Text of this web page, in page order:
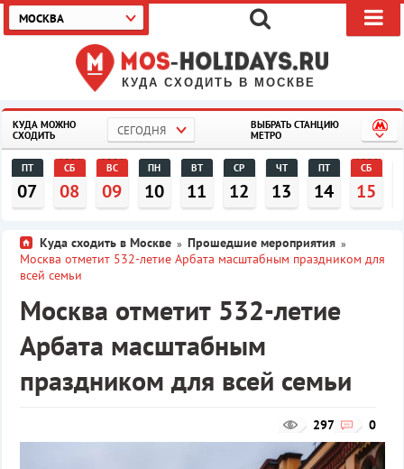
КУДА СХОДИТЬ В МОСКВЕ
МОСКВА
КУДА МОЖНО
СХОДИТЬ
СЕГОДНЯ
ВЫБРАТЬ СТАНЦИЮ
МЕТРО
ПТ
07
СБ
08
ВС
09
ПН
10
ВТ
11
СР
12
ЧТ
13
ПТ
14
СБ
15
Куда сходить в Москве » Прошедшие мероприятия »
Москва отметит 532-летие Арбата масштабным праздником для
всей семьи
Москва отметит 532-летие
Арбата масштабным
праздником для всей семьи
0
297